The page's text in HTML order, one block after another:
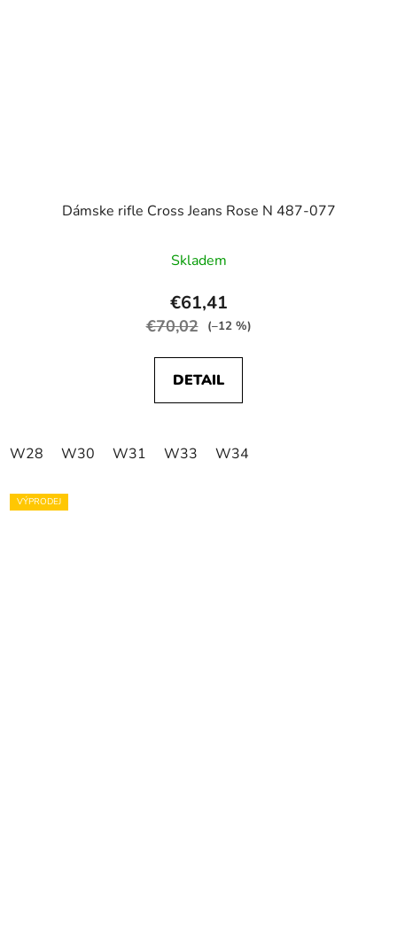
Dámske rifle Cross Jeans Rose N 487-077
Skladem
€61,41
€70,02 (–12 %)
DETAIL
W28 W30 W31 W33 W34
VÝPRODEJ